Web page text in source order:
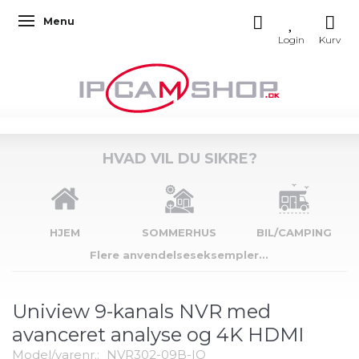
Skifte navigation
Menu
HVAD VIL DU SIKRE?
HJEM SOMMERHUS
BIL/CAMPING
Flere anvendelseseksempler...
Uniview 9-kanals NVR med
avanceret analyse og 4K HDMI
Model/varenr.: NVR302-09B-IQ